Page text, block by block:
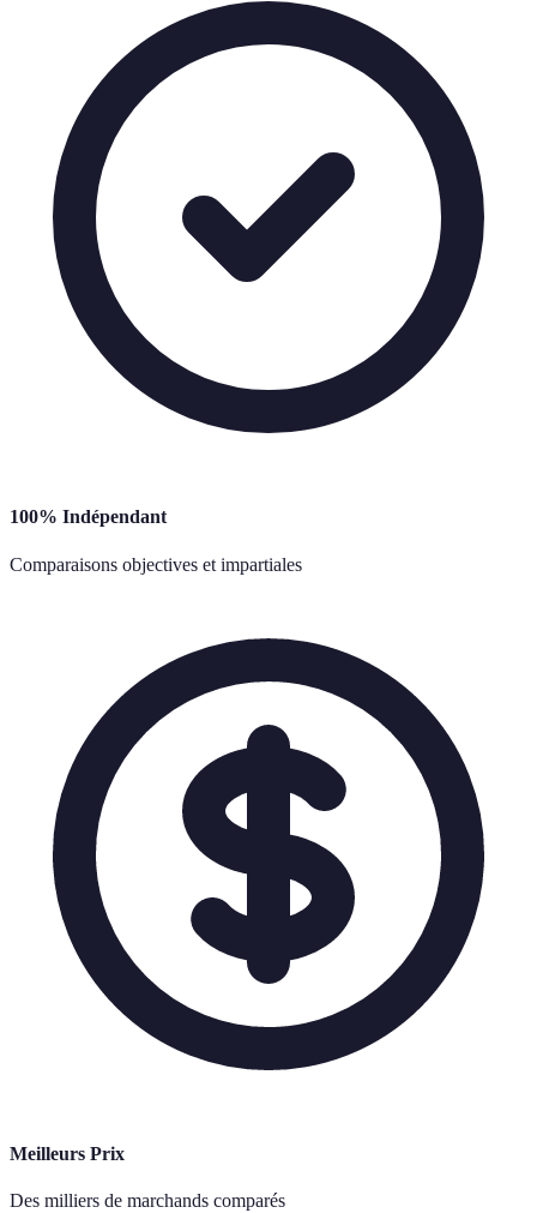
100% Indépendant
Comparaisons objectives et impartiales
Meilleurs Prix
Des milliers de marchands comparés